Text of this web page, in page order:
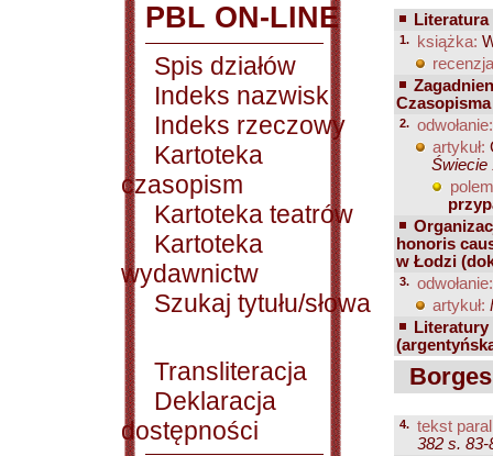
PBL ON-LINE
Spis działów
Indeks nazwisk
Indeks rzeczowy
Kartoteka
czasopism
Kartoteka teatrów
Kartoteka
wydawnictw
Szukaj tytułu/słowa
Transliteracja
Deklaracja
dostępności
Literatura
1. książka:
2. odwołanie:
artykuł:
Świecie
honoris
w Łodzi
3. odwołanie:
artykuł:
Literatury
4. tekst
382 s. 83-